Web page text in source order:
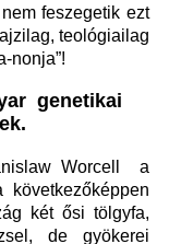
feszegetik ezt
teológiailag
nonja”!
genetikai
Worcell a
következőképpen
két ősi tölgyfa,
de gyökerei